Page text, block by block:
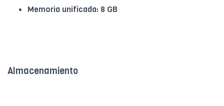
Memoria unificada: 8 GB
Almacenamiento